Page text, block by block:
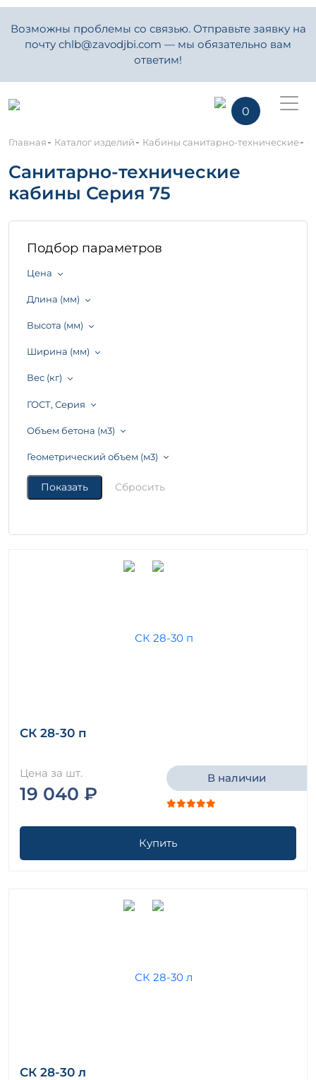
Возможны проблемы со связью. Отправьте заявку на
почту chlb@zavodjbi.com — мы обязательно вам
ответим!
0
Главная- Каталог изделий- Кабины санитарно-технические-
Санитарно-технические
кабины Серия 75
Подбор параметров
Цена
Длина (мм)
Высота (мм)
Ширина (мм)
Вес (кг)
ГОСТ, Серия
Объем бетона (м3)
Геометрический объем (м3)
СК 28-30 п
Цена за шт.
19 040 ₽
В наличии
Купить
СК 28-30 л